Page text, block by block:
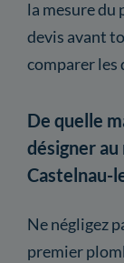
la mesure du
devis avant
comparer les
De quelle
désigner
Castelnau-
Ne négligez
premier